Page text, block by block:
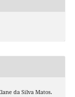
da Silva Matos.